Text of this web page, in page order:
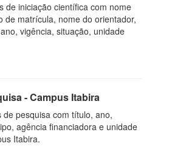
de iniciação científica com nome
de matrícula, nome do orientador,
vigência, situação, unidade
- Campus Itabira
de pesquisa com título, ano,
agência financiadora e unidade
Itabira.